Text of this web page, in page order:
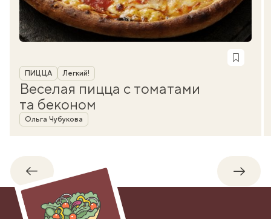
Рубрика
ПИЦЦА Легкий!
Веселая пицца с томатами
та беконом
Автор
Ольга Чубукова
Обратно